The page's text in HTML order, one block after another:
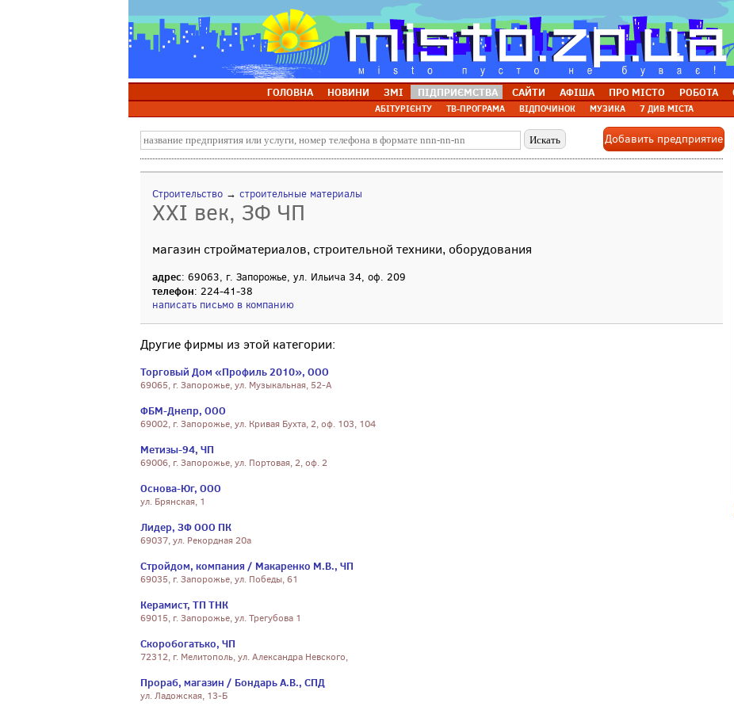
ГОЛОВНА НОВИНИ ЗМІ ПІДПРИЄМСТВА САЙТИ АФІША ПРО МІСТО РОБОТА
АБІТУРІЄНТУ ТВ-ПРОГРАМА ВІДПОЧИНОК МУЗИКА 7 ДИВ МІСТА
Добавить предприятие
Строительство → строительные материалы
XXI век, ЗФ ЧП
магазин стройматериалов, строительной техники, оборудования
адрес: 69063, г. Запорожье, ул. Ильича 34, оф. 209
телефон: 224-41-38
написать письмо в компанию
Другие фирмы из этой категории:
Торговый Дом «Профиль 2010», ООО
69065, г. Запорожье, ул. Музыкальная, 52-А
ФБМ-Днепр, ООО
69002, г. Запорожье, ул. Кривая Бухта, 2, оф. 103, 104
Метизы-94, ЧП
69006, г. Запорожье, ул. Портовая, 2, оф. 2
Основа-Юг, ООО
ул. Брянская, 1
Лидер, ЗФ ООО ПК
69037, ул. Рекордная 20а
Стройдом, компания / Макаренко М.В., ЧП
69035, г. Запорожье, ул. Победы, 61
Керамист, ТП ТНК
69015, г. Запорожье, ул. Трегубова 1
Скоробогатько, ЧП
72312, г. Мелитополь, ул. Александра Невского,
Прораб, магазин / Бондарь А.В., СПД
ул. Ладожская, 13-Б